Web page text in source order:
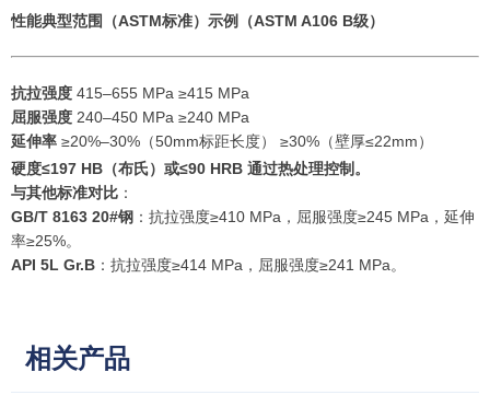
性能典型范围（ASTM标准） 示例（ASTM A106 B级）
抗拉强度 415–655 MPa ≥415 MPa
屈服强度 240–450 MPa ≥240 MPa
延伸率 ≥20%–30%（50mm标距长度） ≥30%（壁厚≤22mm）
硬度≤197 HB（布氏）或≤90 HRB 通过热处理控制。
与其他标准对比 ：
GB/T 8163 20#钢 ：抗拉强度≥410 MPa，屈服强度≥245 MPa，延伸
率≥25%。
API 5L Gr.B ：抗拉强度≥414 MPa，屈服强度≥241 MPa。
相关产品